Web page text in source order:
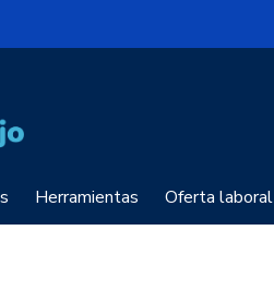
Herramientas Oferta laboral